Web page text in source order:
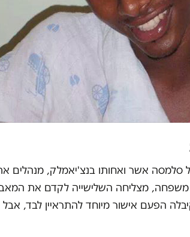
סלמסה אשר ואחותו בנצ'יאמלק, מנהלים
משפחה, מצליחה השלישייה לקדם את
הפעם אישור מיוחד להתראיין לבד,